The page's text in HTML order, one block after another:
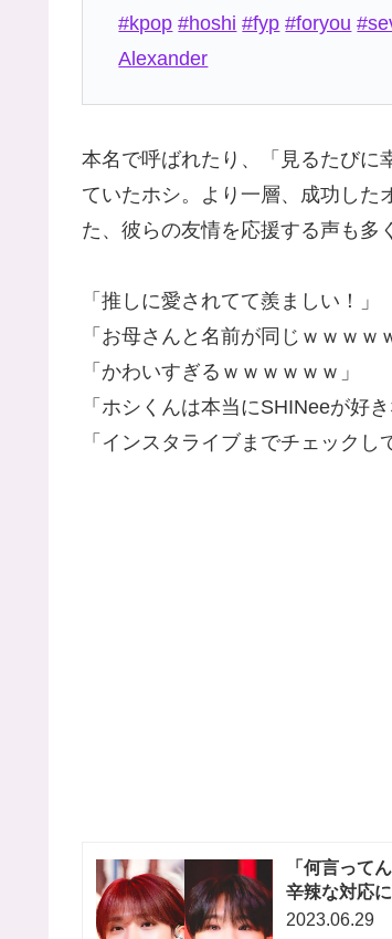
#kpop #hoshi #fyp #foryou
Alexander
本名で呼ばれたり、「見るたびに
ていたホシ。より一層、成功した
た、彼らの友情を応援する声も多
「推しに愛されてて羨ましい！」
「お母さんと名前が同じｗｗｗｗ
「かわいすぎるｗｗｗｗｗｗ」
「ホシくんは本当にSHINeeが好き
「インスタライブまでチェックし
「何言って
辛辣な対応
2023.06.29